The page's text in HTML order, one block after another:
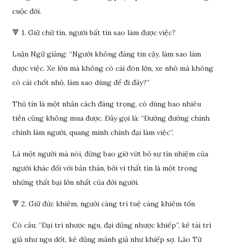
cuộc đời.
🔻 1. Giữ chữ tín, người bất tín sao làm được việc?
Luận Ngữ giảng: “Người không đáng tin cậy, làm sao làm
được việc. Xe lớn mà không có cái đòn lớn, xe nhỏ mà không
có cái chốt nhỏ, làm sao dùng để đi đây?”
Thủ tín là một nhân cách đáng trọng, có dùng bao nhiêu
tiền cũng không mua được. Đây gọi là: “Đường đường chính
chính làm người, quang minh chính đại làm việc”.
Là một người mà nói, đừng bao giờ vứt bỏ sự tín nhiệm của
người khác đối với bản thân, bởi vì thất tín là một trong
những thất bại lớn nhất của đời người.
🔻 2. Giữ đức khiêm, người càng trí tuệ càng khiêm tốn
Có câu: “Đại trí nhược ngu, đại dũng nhược khiếp”, kẻ tài trí
giả như ngu dốt, kẻ dũng mãnh giả như khiếp sợ. Lão Tử